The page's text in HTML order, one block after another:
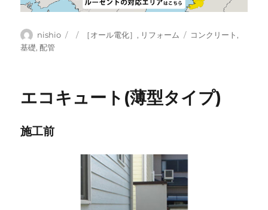
投
稿
nishio
投
カ［オール電化］ , リフォーム
タ
コンクリート ,
基礎,配管
エコキュート(薄型タイプ)
施工前